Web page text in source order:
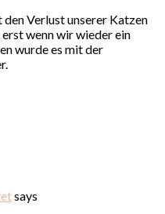
Verlust unserer Katzen
wenn wir wieder ein
wurde es mit der
says